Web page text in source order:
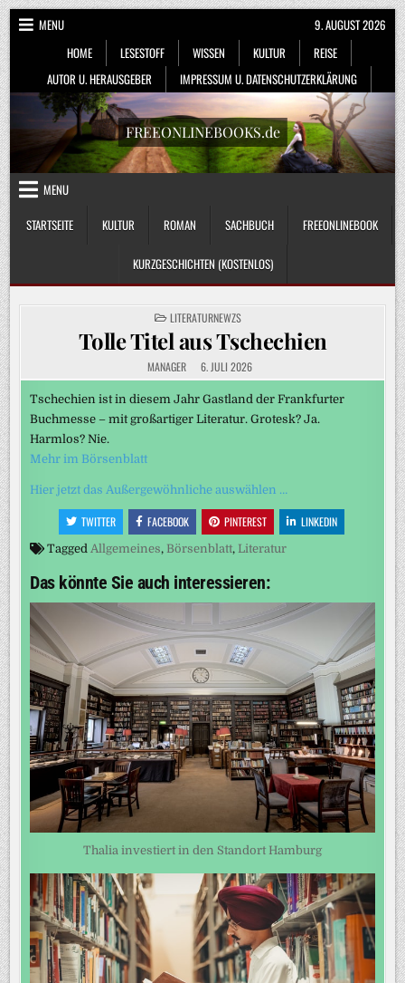
Skip
to
content
MENU
HOME
LESESTOFF WISSEN KULTUR
REISE
AUTOR U. HERAUSGEBER
IMPRESSUM U. DATENSCHUTZERKLÄRUNG
9. AUGUST 2026
FREEONLINEBOOKS.de
MENU
STARTSEITE
KULTUR ROMAN SACHBUCH FREEONLINEBOOK
KURZGESCHICHTEN (KOSTENLOS)
POSTED
IN
LITERATURNEWZS
Tolle Titel aus Tschechien
MANAGER 6. JULI 2026
Tschechien ist in diesem Jahr Gastland der Frankfurter
Buchmesse – mit großartiger ­Literatur. Grotesk? Ja.
Harmlos? Nie.
Mehr im Börsenblatt
Hier jetzt das Außergewöhnliche auswählen …
TWITTER FACEBOOK PINTEREST LINKEDIN
Tagged Allgemeines, Börsenblatt, Literatur
Das könnte Sie auch interessieren:
Thalia investiert in den Standort Hamburg